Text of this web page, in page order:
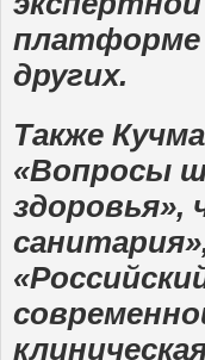
платформе
других.
Также
«Вопросы
здоровья»,